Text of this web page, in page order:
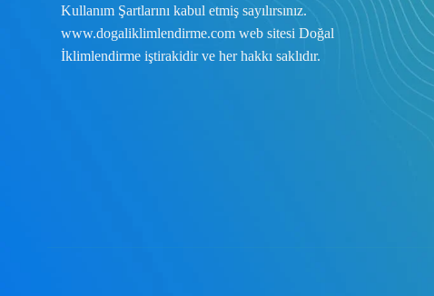
Kullanım Şartlarını kabul etmiş sayılırsınız.
www.dogaliklimlendirme.com web sitesi Doğal
İklimlendirme iştirakidir ve her hakkı saklıdır.